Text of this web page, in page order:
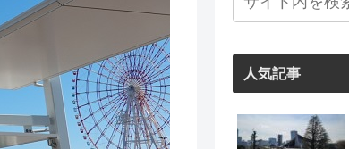
人気記事